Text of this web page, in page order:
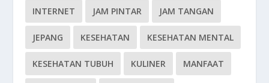
INTERNET JAM PINTAR JAM TANGAN
JEPANG KESEHATAN KESEHATAN MENTAL
KESEHATAN TUBUH KULINER MANFAAT